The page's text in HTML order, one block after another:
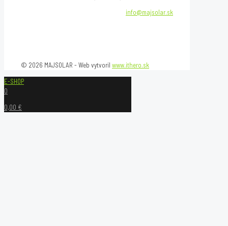
info@majsolar.sk
© 2026 MAJSOLAR - Web vytvoril www.ithero.sk
E-SHOP
0
0,00 €